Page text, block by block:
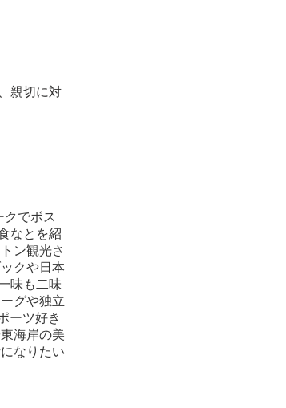
親切に対
クでボス
なとを紹
ン観光さ
クや日本
味も二味
グや独立
ーツ好き
海岸の美
なりたい